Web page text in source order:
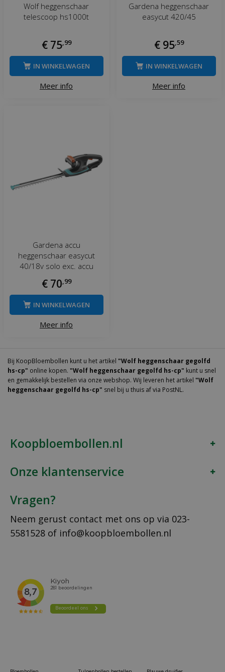
Wolf heggenschaar
telescoop hs1000t
€ 75 99
Meer info
IN WINKELWAGEN
Gardena heggenschaar
easycut 420/45
€ 95 59
Meer info
IN WINKELWAGEN
Gardena accu
heggenschaar easycut
40/18v solo exc. accu
€ 70 99
Meer info
IN WINKELWAGEN
Bij KoopBloembollen kunt u het artikel "Wolf heggenschaar gegolfd
hs-cp" online kopen. "Wolf heggenschaar gegolfd hs-cp" kunt u snel
en gemakkelijk bestellen via onze webshop. Wij leveren het artikel "Wolf
heggenschaar gegolfd hs-cp" snel bij u thuis af via PostNL.
Koopbloembollen.nl
Onze klantenservice
Vragen?
Neem gerust contact met ons op via 023-
5581528 of info@koopbloembollen.nl